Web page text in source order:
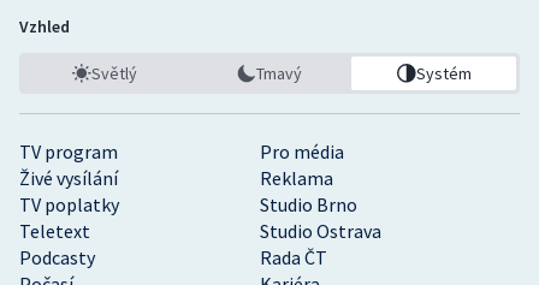
TV program
Pro média
Živé vysílání
Reklama
TV poplatky
Studio Brno
Teletext
Studio Ostrava
Podcasty
Rada ČT
Vzhled
Světlý Tmavý Systém